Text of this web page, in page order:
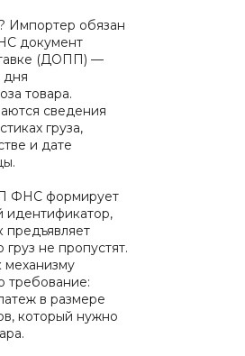
Импортер обязан
документ
(ДОПП) —
дня
товара.
сведения
груза,
и дате
ФНС формирует
идентификатор,
предъявляет
груз не пропустят.
механизму
требование:
в размере
который нужно